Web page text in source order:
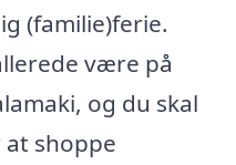
(familie)ferie.
være på
og du skal
shoppe